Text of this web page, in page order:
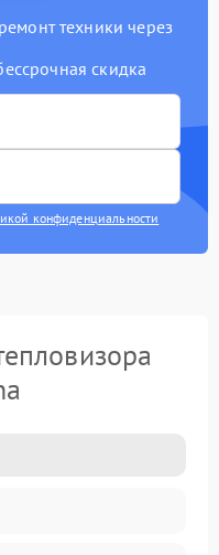
техники через
скидка
конфиденциальности